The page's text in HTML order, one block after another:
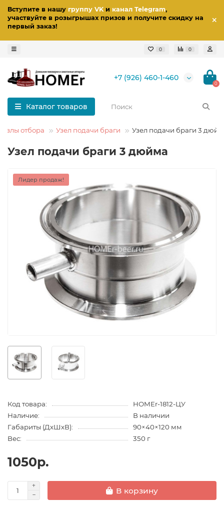
Вступите в нашу группу VKи канал Telegram,
участвуйте в розыгрышах призов и получите скидку на
первый заказ!
0 0
+7 (926) 460-1-460
0
Каталог товаров
Узлы отбора Узел подачи браги Узел подачи браги 3
Узел подачи браги 3 дюйма
Лидер продаж!
Код товара:
HOMEr-1812-ЦУ
Наличие:
В наличии
Габариты (ДхШхВ):
90×40×120 мм
Вес:
350 г
1050р.
В корзину